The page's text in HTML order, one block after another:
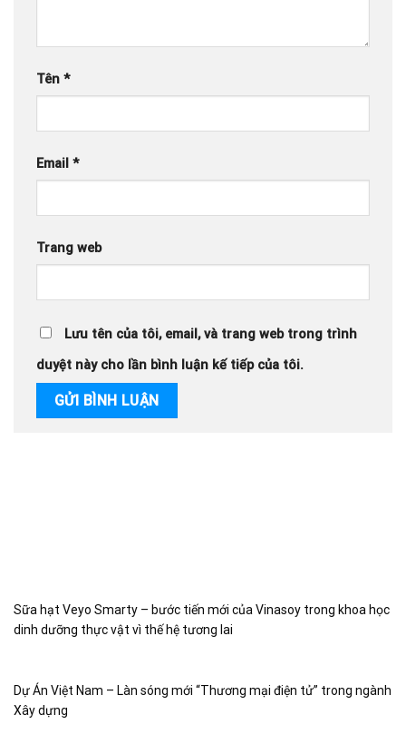
Tên *
Email *
Trang web
Lưu tên của tôi, email, và trang web trong trình
duyệt này cho lần bình luận kế tiếp của tôi.
Sữa hạt Veyo Smarty – bước tiến mới của Vinasoy trong khoa học
dinh dưỡng thực vật vì thế hệ tương lai
Dự Án Việt Nam – Làn sóng mới “Thương mại điện tử” trong ngành
Xây dựng